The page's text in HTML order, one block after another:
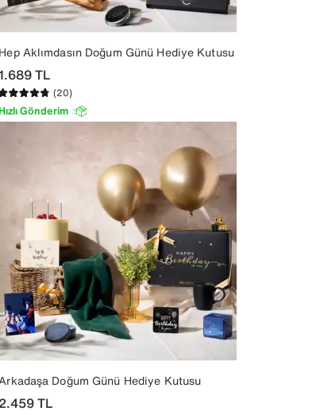
Hep Aklımdasın Doğum Günü Hediye Kutusu
TL
(20)
Gönderim
Doğum Günü Hediye Kutusu
2.459TL